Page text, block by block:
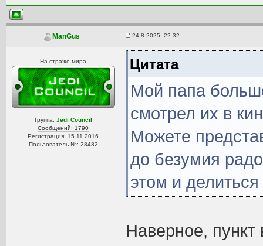
ManGus 24.8.2025, 22:32
На страже мира
Группа: Jedi Council
Сообщений: 1790
Регистрация: 15.11.2016
Пользователь №: 28482
Цитата
Мой папа
смотрел их в
Можете
до безумия
этом и
Наверное, пункт